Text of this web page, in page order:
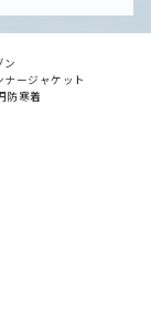
ン
ナージャケット
防寒着